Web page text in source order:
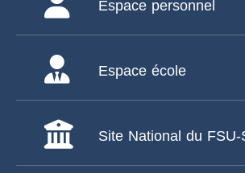
Espace personnel
Espace école
Site National du FSU-